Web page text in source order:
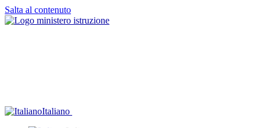
Salta al contenuto
Italiano